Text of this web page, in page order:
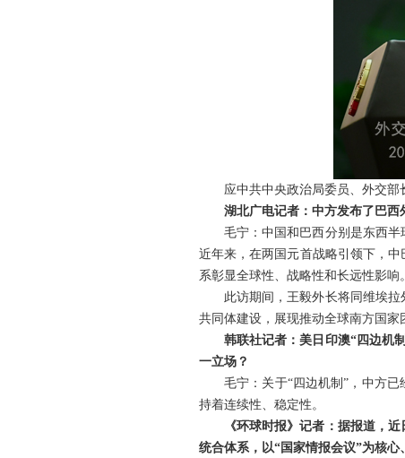
应中共中央政治局委员、外交部
湖北广电记者：中方发布了巴
毛宁：中国和巴西分别是东西
近年来，在两国元首战略引领下，
系彰显全球性、战略性和长远性影响。
此访期间，王毅外长将同维埃
共同体建设，展现推动全球南方国家
韩联社记者：美日印澳“四边机
一立场？
毛宁：关于“四边机制”，中方
持着连续性、稳定性。
《环球时报》记者：据报道，
统合体系，以“国家情报会议”为核